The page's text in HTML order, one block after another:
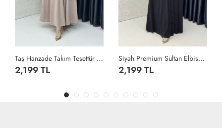
Taş Hanzade Takım Tesettür Giyim Taş Rengi
2,199 TL
Siyah Premium Sultan Elbise Tesettür Giyim Siyah
2,199 TL